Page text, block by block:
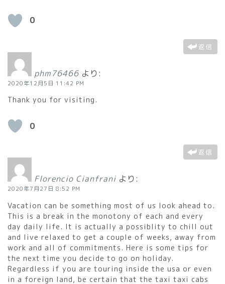
0
返信
phm76466 より:
2020年12月5日 11:42 PM
Thank you for visiting.
0
返信
Florencio Cianfrani より:
2020年7月27日 8:52 PM
Vacation can be something most of us look ahead to.
This is a break in the monotony of each and every
day daily life. It is actually a possiblity to chill out
and live relaxed to get a couple of weeks, away from
work and all of commitments. Here is some tips for
the next time you decide to go on holiday.
Regardless if you are touring inside the usa or even
in a foreign land, be certain that the taxi taxi cabs